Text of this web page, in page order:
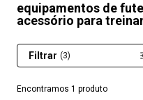
equipamentos de
acessório para
Encontramos 1 produto
Filtrar (3)